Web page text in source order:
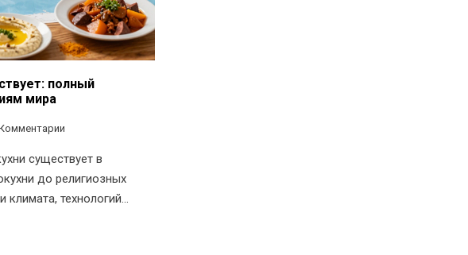
полный
мира
существует в
до религиозных
климата, технологий